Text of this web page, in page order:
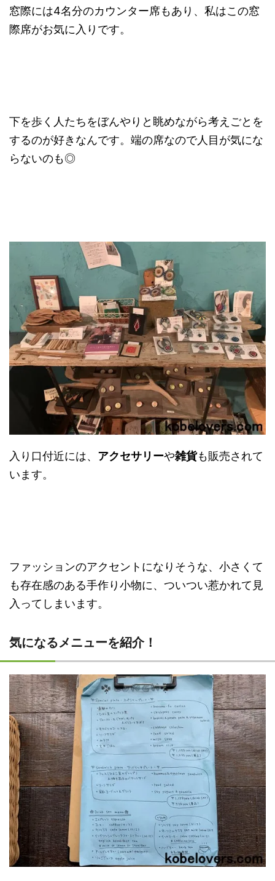
窓際には4名分のカウンター席もあり、私はこの窓
際席がお気に入りです。
下を歩く人たちをぼんやりと眺めながら考えごとを
するのが好きなんです。端の席なので人目が気にな
らないのも◎
入り口付近には、 アクセサリーや雑貨も販売されて
います。
ファッションのアクセントになりそうな、小さくて
も存在感のある手作り小物に、ついつい惹かれて見
入ってしまいます。
気になるメニューを紹介！